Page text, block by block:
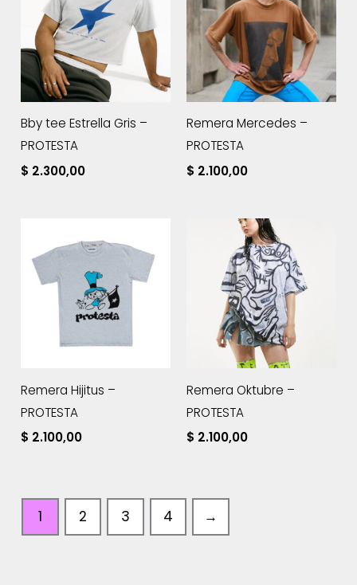
Bby tee Estrella Gris –
PROTESTA
$ 2.300,00
Remera Mercedes –
PROTESTA
$ 2.100,00
Remera Hijitus –
PROTESTA
$ 2.100,00
Remera Oktubre –
PROTESTA
$ 2.100,00
1 2 3 4 →